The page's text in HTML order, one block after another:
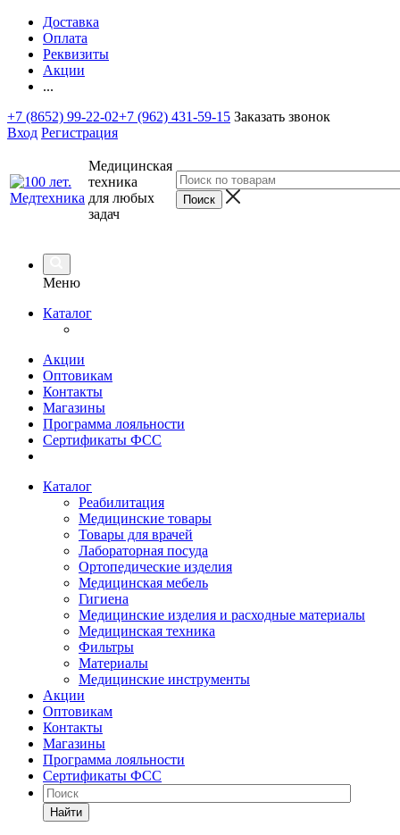
Доставка
Оплата
Реквизиты
Акции
...
+7 (8652) 99-22-02+7 (962) 431-59-15 Заказать звонок
Вход Регистрация
Медицинская
техника
для любых
задач
Меню
Каталог
Акции
Оптовикам
Контакты
Магазины
Программа лояльности
Сертификаты ФСС
Каталог
Реабилитация
Медицинские товары
Товары для врачей
Лабораторная посуда
Ортопедические изделия
Медицинская мебель
Гигиена
Медицинские изделия и расходные материалы
Медицинская техника
Фильтры
Материалы
Медицинские инструменты
Акции
Оптовикам
Контакты
Магазины
Программа лояльности
Сертификаты ФСС
Найти